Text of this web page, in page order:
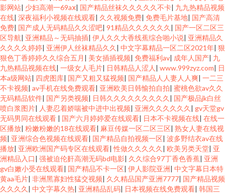
影网站| 少妇高潮一69aⅹ| 国产精品丝袜久久久久久不卡| 九九热精品视频
在线| 深夜福利小视频在线观看| 久久视频免费| 免费毛片基地| 国产高清
免费| 国产成人无码精品久久涩吧| 91精品久久久久久久 | 国产一区二区三
区导航| 亚洲精品～无码抽插| 伊人久久大香线蕉综合啪小说| 亚洲精品久
久久久久婷婷| 亚洲伊人丝袜精品久久 | 中文字幕精品一区二区2021年| 狠
狠色丁香婷婷久久综合五月 | 美女插插视频| 免费福利av| 成年人国产| 九
九热精品视频在线| 一级女人毛片| 日韩精品人涩人 | www.999zyz.com| 日
本a级网站| 四虎图库| 国产又粗又猛视频| 国产精品人人妻人人爽| 一二三
不卡视频| av手机在线免费观看| 亚洲欧美日韩愉拍自拍| 蜜桃色欲av久久
无码精品软件| 国产另类视频| 日韩久久久久久久久久久 | 国产极品jk白丝
喷白浆图片| 人妻忍着娇喘被中进中出视频| 亚洲久久久久久久 | gv天堂gv
无码男同在线观看 | 国产六月婷婷爱在线观看| 日本不卡视频在线| 在线一
区播放| 粉嫩粉嫩的18在线观看| 麻豆传媒一区二区三区| 熟女人妻在线视
频| 亚洲综合色视频在线观看| 国产精品自拍视频一区| 波多野结衣av在线
播放| 亚洲欧洲国产码专区在线观看|性做久久久久久 | 欧美另类天堂| 亚
洲精品入口| 强被迫伦姧高潮无码bd电影| 久久综合97丁香色香蕉| 亚洲
gv白嫩小受在线观看| 国产精品不卡一区| 伊人影院亚洲| 中文字幕日本特
黄aa毛片| 非洲黑寡妇性猛交视频| 久久精品国产亚洲7777| 国产精品视频
久久久久 | 中文字幕久热| 亚洲精品乱码| 日本视频在线免费观看| 韩国三